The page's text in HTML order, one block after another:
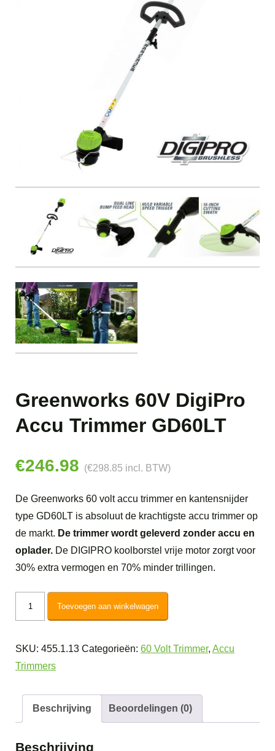
Greenworks 60V DigiPro
Accu Trimmer GD60LT
€246.98 (€298.85 incl. BTW)
De Greenworks 60 volt accu trimmer en kantensnijder
type GD60LT is absoluut de krachtigste accu trimmer op
de markt. De trimmer wordt geleverd zonder accu en
oplader. De DIGIPRO koolborstel vrije motor zorgt voor
30% extra vermogen en 70% minder trillingen.
Accu
Trimmer
aantal
Toevoegen aan winkelwagen
SKU: 455.1.13 Categorieën: 60 Volt Trimmer, Accu
Trimmers
Beschrijving Beoordelingen (0)
Beschrijving